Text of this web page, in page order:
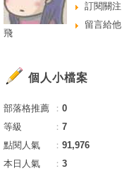
訂閱關注
留言給他
飛
個人小檔案
部落格推薦 ： 0
等級
： 7
點閱人氣
： 91,976
本日人氣
： 3